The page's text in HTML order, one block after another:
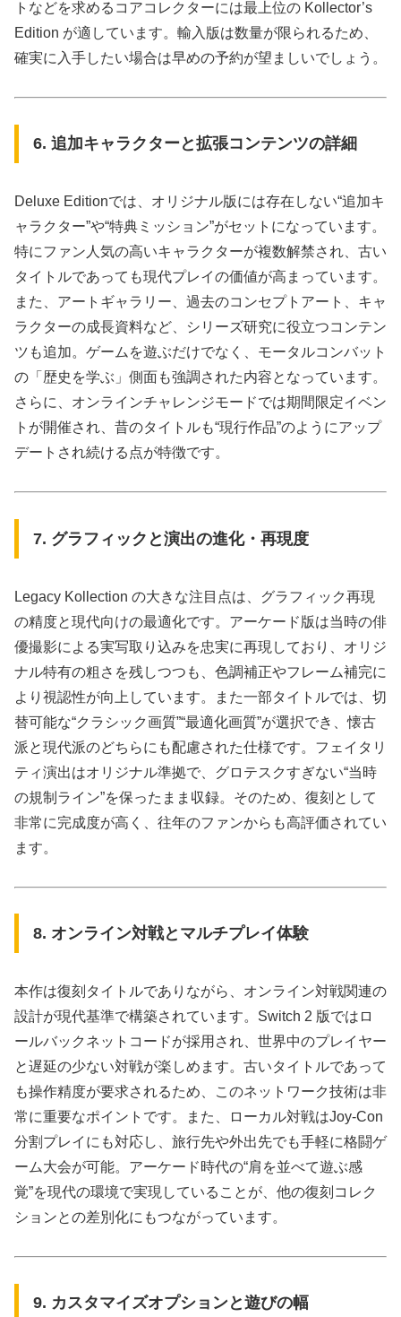
トなどを求めるコアコレクターには最上位の Kollector’s
Edition が適しています。輸入版は数量が限られるため、
確実に入手したい場合は早めの予約が望ましいでしょう。
6. 追加キャラクターと拡張コンテンツの詳細
Deluxe Editionでは、オリジナル版には存在しない“追加キ
ャラクター”や“特典ミッション”がセットになっています。
特にファン人気の高いキャラクターが複数解禁され、古い
タイトルであっても現代プレイの価値が高まっています。
また、アートギャラリー、過去のコンセプトアート、キャ
ラクターの成長資料など、シリーズ研究に役立つコンテン
ツも追加。ゲームを遊ぶだけでなく、モータルコンバット
の「歴史を学ぶ」側面も強調された内容となっています。
さらに、オンラインチャレンジモードでは期間限定イベン
トが開催され、昔のタイトルも“現行作品”のようにアップ
デートされ続ける点が特徴です。
7. グラフィックと演出の進化・再現度
Legacy Kollection の大きな注目点は、グラフィック再現
の精度と現代向けの最適化です。アーケード版は当時の俳
優撮影による実写取り込みを忠実に再現しており、オリジ
ナル特有の粗さを残しつつも、色調補正やフレーム補完に
より視認性が向上しています。また一部タイトルでは、切
替可能な“クラシック画質”“最適化画質”が選択でき、懐古
派と現代派のどちらにも配慮された仕様です。フェイタリ
ティ演出はオリジナル準拠で、グロテスクすぎない“当時
の規制ライン”を保ったまま収録。そのため、復刻として
非常に完成度が高く、往年のファンからも高評価されてい
ます。
8. オンライン対戦とマルチプレイ体験
本作は復刻タイトルでありながら、オンライン対戦関連の
設計が現代基準で構築されています。Switch 2 版ではロ
ールバックネットコードが採用され、世界中のプレイヤー
と遅延の少ない対戦が楽しめます。古いタイトルであって
も操作精度が要求されるため、このネットワーク技術は非
常に重要なポイントです。また、ローカル対戦はJoy-Con
分割プレイにも対応し、旅行先や外出先でも手軽に格闘ゲ
ーム大会が可能。アーケード時代の“肩を並べて遊ぶ感
覚”を現代の環境で実現していることが、他の復刻コレク
ションとの差別化にもつながっています。
9. カスタマイズオプションと遊びの幅